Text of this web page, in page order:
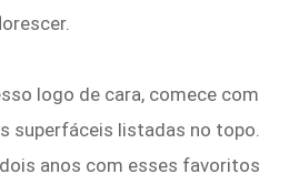
logo de cara, comece com
superfáceis listadas no topo.
anos com esses favoritos